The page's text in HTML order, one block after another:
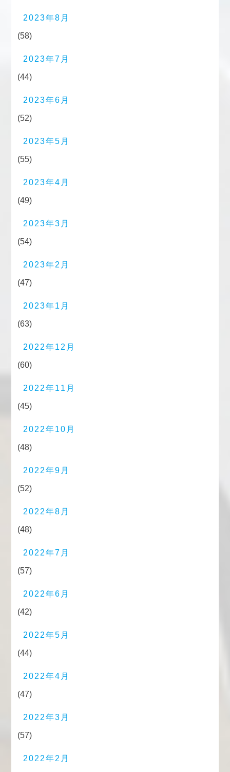
2023年8月
(58)
2023年7月
(44)
2023年6月
(52)
2023年5月
(55)
2023年4月
(49)
2023年3月
(54)
2023年2月
(47)
2023年1月
(63)
2022年12月
(60)
2022年11月
(45)
2022年10月
(48)
2022年9月
(52)
2022年8月
(48)
2022年7月
(57)
2022年6月
(42)
2022年5月
(44)
2022年4月
(47)
2022年3月
(57)
2022年2月